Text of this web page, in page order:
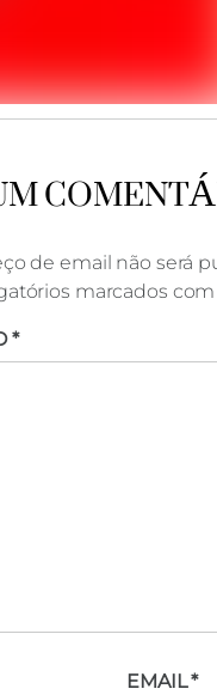
DICAS,GERAL
de email não será
marcados
*
EMAIL*